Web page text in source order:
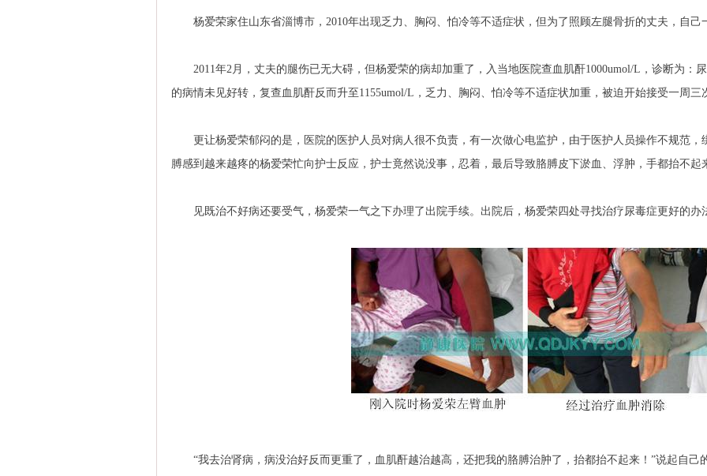
杨爱荣家住山东省淄博市，2010年出现乏力、胸闷、怕冷等不适症状，但为了照顾左腿骨折的丈夫，自己
2011年2月，丈夫的腿伤已无大碍，但杨爱荣的病却加重了，入当地医院查血肌酐1000umol/L，诊断为：
的病情未见好转，复查血肌酐反而升至1155umol/L，乏力、胸闷、怕冷等不适症状加重，被迫开始接受一周三
更让杨爱荣郁闷的是，医院的医护人员对病人很不负责，有一次做心电监护，由于医护人员操作不规范，
膊感到越来越疼的杨爱荣忙向护士反应，护士竟然说没事，忍着，最后导致胳膊皮下淤血、浮肿，手都抬不起
见既治不好病还要受气，杨爱荣一气之下办理了出院手续。出院后，杨爱荣四处寻找治疗尿毒症更好的办
“我去治肾病，病没治好反而更重了，血肌酐越治越高，还把我的胳膊治肿了，抬都抬不起来！”说起自己